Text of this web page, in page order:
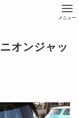
メニュー
オンジャッ